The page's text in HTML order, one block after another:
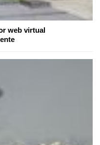
web virtual